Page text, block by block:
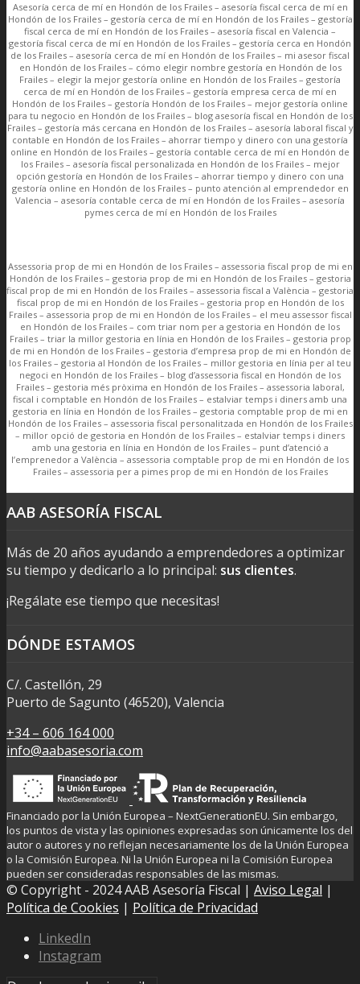
Asesoría cerca de mí en Hondón de los Frailes – asesoría fiscal cerca de mí en
Hondón de los Frailes – gestoría cerca de mí en Hondón de los Frailes – gestoría
fiscal cerca de mí en Hondón de los Frailes – asesoría fiscal en Valencia –
gestoría fiscal cerca de mí en Hondón de los Frailes – gestoría cerca en Hondón
de los Frailes – asesoría cerca de mí en Hondón de los Frailes – mi asesor fiscal
en Hondón de los Frailes – cómo elegir nombre gestoría en Hondón de los
Frailes – elegir la mejor gestoría online en Hondón de los Frailes – gestoría
cerca de mí en Hondón de los Frailes – gestoría empresa cerca de mí en
Hondón de los Frailes – gestoría Hondón de los Frailes – mejor gestoría online
para tu negocio en Hondón de los Frailes – blog asesoría fiscal en Hondón de los
Frailes – gestoría más cercana en Hondón de los Frailes – asesoría laboral fiscal y
contable en Hondón de los Frailes – ahorrar tiempo y dinero con una gestoría
online en Hondón de los Frailes – gestoría contable cerca de mí en Hondón de
los Frailes – asesoría fiscal personalizada en Hondón de los Frailes – mejor
opción gestoría en Hondón de los Frailes – ahorrar tiempo y dinero con una
gestoría online en Hondón de los Frailes – punto atención al emprendedor en
Valencia – asesoría contable cerca de mí en Hondón de los Frailes – asesoría
pymes cerca de mí en Hondón de los Frailes
Assessoria prop de mi en Hondón de los Frailes – assessoria fiscal prop de mi en
Hondón de los Frailes – gestoria prop de mi en Hondón de los Frailes – gestoria
fiscal prop de mi en Hondón de los Frailes – assessoria fiscal a València – gestoria
fiscal prop de mi en Hondón de los Frailes – gestoria prop en Hondón de los
Frailes – assessoria prop de mi en Hondón de los Frailes – el meu assessor fiscal
en Hondón de los Frailes – com triar nom per a gestoria en Hondón de los
Frailes – triar la millor gestoria en línia en Hondón de los Frailes – gestoria prop
de mi en Hondón de los Frailes – gestoria d’empresa prop de mi en Hondón de
los Frailes – gestoria al Hondón de los Frailes – millor gestoria en línia per al teu
negoci en Hondón de los Frailes – blog d’assessoria fiscal en Hondón de los
Frailes – gestoria més pròxima en Hondón de los Frailes – assessoria laboral,
fiscal i comptable en Hondón de los Frailes – estalviar temps i diners amb una
gestoria en línia en Hondón de los Frailes – gestoria comptable prop de mi en
Hondón de los Frailes – assessoria fiscal personalitzada en Hondón de los Frailes
– millor opció de gestoria en Hondón de los Frailes – estalviar temps i diners
amb una gestoria en línia en Hondón de los Frailes – punt d’atenció a
l’emprenedor a València – assessoria comptable prop de mi en Hondón de los
Frailes – assessoria per a pimes prop de mi en Hondón de los Frailes
AAB ASESORÍA FISCAL
Más de 20 años ayudando a emprendedores a optimizar
su tiempo y dedicarlo a lo principal: sus clientes.
¡Regálate ese tiempo que necesitas!
DÓNDE ESTAMOS
C/. Castellón, 29
Puerto de Sagunto (46520), Valencia
+34 – 606 164 000
info@aabasesoria.com
Financiado por la Unión Europea – NextGenerationEU. Sin embargo,
los puntos de vista y las opiniones expresadas son únicamente los del
autor o autores y no reflejan necesariamente los de la Unión Europea
o la Comisión Europea. Ni la Unión Europea ni la Comisión Europea
pueden ser consideradas responsables de las mismas.
© Copyright - 2024 AAB Asesoría Fiscal | Aviso Legal |
Política de Cookies | Política de Privacidad
LinkedIn
Instagram